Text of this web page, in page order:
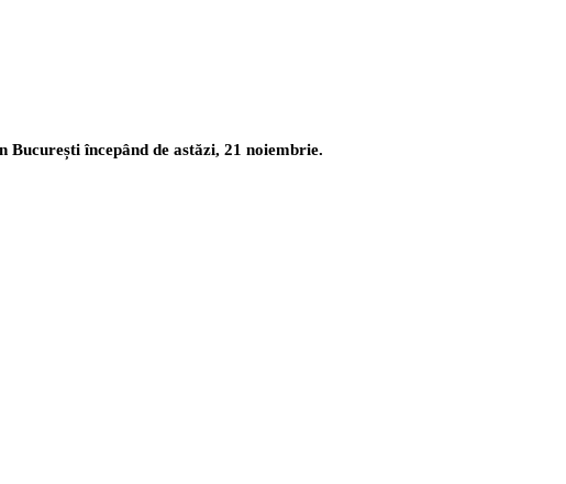
începând de astăzi, 21 noiembrie.